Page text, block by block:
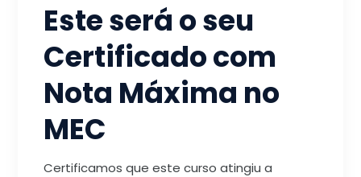
Este será o seu
Certificado com
Nota Máxima no
MEC
Certificamos que este curso atingiu a